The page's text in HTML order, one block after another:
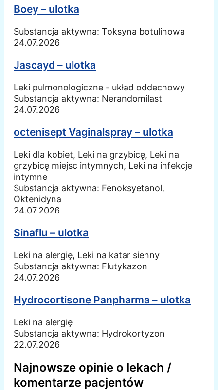
Boey – ulotka
Substancja aktywna: Toksyna botulinowa
24.07.2026
Jascayd – ulotka
Leki pulmonologiczne - układ oddechowy
Substancja aktywna: Nerandomilast
24.07.2026
octenisept Vaginalspray – ulotka
Leki dla kobiet, Leki na grzybicę, Leki na
grzybicę miejsc intymnych, Leki na infekcje
intymne
Substancja aktywna: Fenoksyetanol,
Oktenidyna
24.07.2026
Sinaflu – ulotka
Leki na alergię, Leki na katar sienny
Substancja aktywna: Flutykazon
24.07.2026
Hydrocortisone Panpharma – ulotka
Leki na alergię
Substancja aktywna: Hydrokortyzon
22.07.2026
Najnowsze opinie o lekach /
komentarze pacjentów